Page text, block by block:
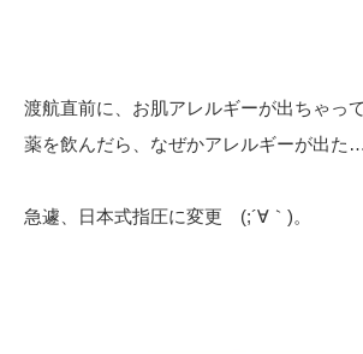
渡航直前に、お肌アレルギーが出ちゃ
薬を飲んだら、なぜかアレルギーが出た…
急遽、日本式指圧に変更 (;´∀｀)。